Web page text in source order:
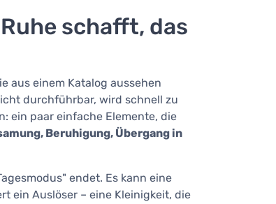
schafft, das
aus einem Katalog aussehen
durchführbar, wird schnell zu
ein paar einfache Elemente, die
Beruhigung, Übergang in
endet. Es kann eine
ein Auslöser – eine Kleinigkeit, die